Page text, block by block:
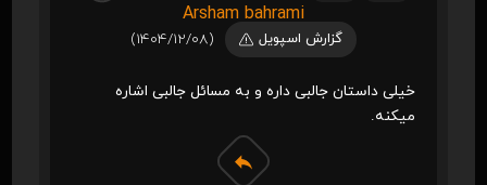
Arsham bahrami
گزارش اسپویل (1404/12/08)
خیلی داستان جالبی داره و به مسائل جالبی اشاره
میکنه.